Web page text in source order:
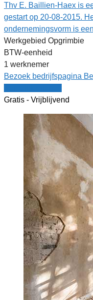
Thv E. Baillien-Haex is
gestart op 20-08-2015.
ondernemingsvorm is
Werkgebied Opgrimbie
BTW-eenheid
1 werknemer
Bezoek bedrijfspagina
Gratis - Vrijblijvend